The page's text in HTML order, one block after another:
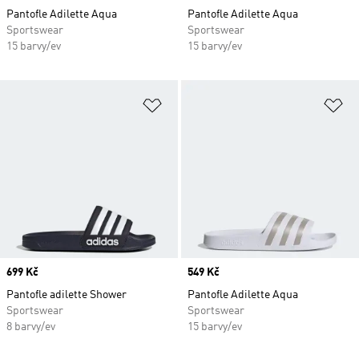
Pantofle Adilette Aqua
Sportswear
15 barvy/ev
Pantofle Adilette Aqua
Sportswear
15 barvy/ev
Price
699 Kč
Pantofle adilette Shower
Sportswear
8 barvy/ev
Price
549 Kč
Pantofle Adilette Aqua
Sportswear
15 barvy/ev